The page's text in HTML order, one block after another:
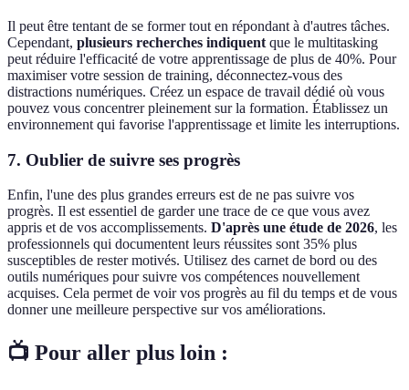
Il peut être tentant de se former tout en répondant à d'autres tâches.
Cependant, plusieurs recherches indiquent que le multitasking
peut réduire l'efficacité de votre apprentissage de plus de 40%. Pour
maximiser votre session de training, déconnectez-vous des
distractions numériques. Créez un espace de travail dédié où vous
pouvez vous concentrer pleinement sur la formation. Établissez un
environnement qui favorise l'apprentissage et limite les interruptions.
7. Oublier de suivre ses progrès
Enfin, l'une des plus grandes erreurs est de ne pas suivre vos
progrès. Il est essentiel de garder une trace de ce que vous avez
appris et de vos accomplissements. D'après une étude de 2026, les
professionnels qui documentent leurs réussites sont 35% plus
susceptibles de rester motivés. Utilisez des carnet de bord ou des
outils numériques pour suivre vos compétences nouvellement
acquises. Cela permet de voir vos progrès au fil du temps et de vous
donner une meilleure perspective sur vos améliorations.
📺 Pour aller plus loin :